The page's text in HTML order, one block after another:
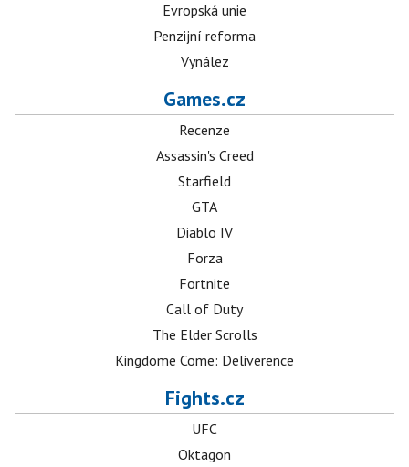
Evropská unie
Penzijní reforma
Vynález
Games.cz
Recenze
Assassin's Creed
Starfield
GTA
Diablo IV
Forza
Fortnite
Call of Duty
The Elder Scrolls
Kingdome Come: Deliverence
Fights.cz
UFC
Oktagon